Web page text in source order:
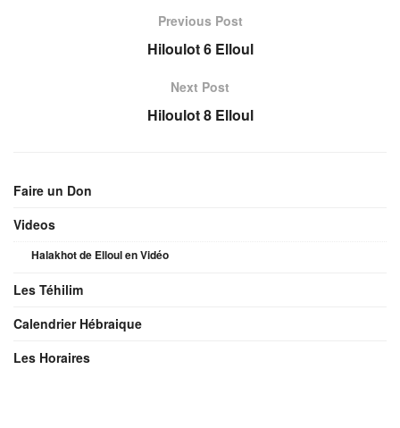
Previous Post
Hiloulot 6 Elloul
Next Post
Hiloulot 8 Elloul
Faire un Don
Videos
Halakhot de Elloul en Vidéo
Les Téhilim
Calendrier Hébraique
Les Horaires